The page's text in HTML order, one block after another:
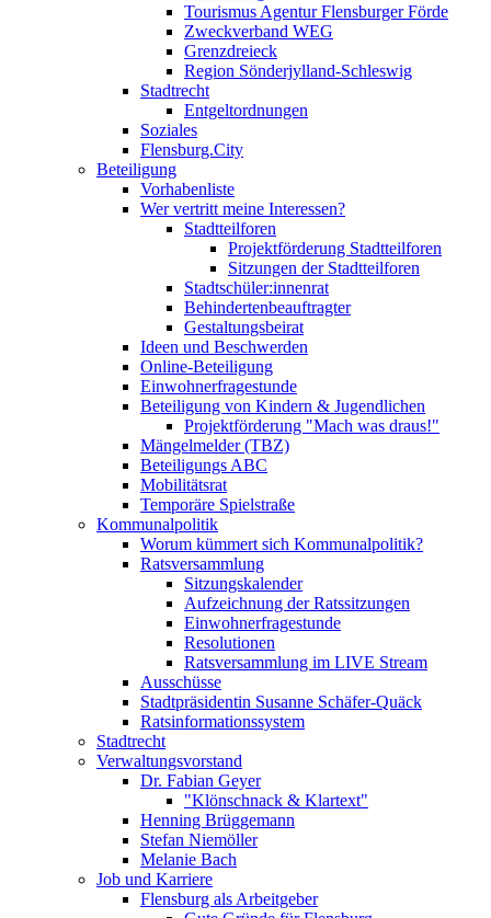
Tourismus Agentur Flensburger Förde
Zweckverband WEG
Grenzdreieck
Region Sönderjylland-Schleswig
Stadtrecht
Entgeltordnungen
Soziales
Flensburg.City
Beteiligung
Vorhabenliste
Wer vertritt meine Interessen?
Stadtteilforen
Projektförderung Stadtteilforen
Sitzungen der Stadtteilforen
Stadtschüler:innenrat
Behindertenbeauftragter
Gestaltungsbeirat
Ideen und Beschwerden
Online-Beteiligung
Einwohnerfragestunde
Beteiligung von Kindern & Jugendlichen
Projektförderung "Mach was draus!"
Mängelmelder (TBZ)
Beteiligungs ABC
Mobilitätsrat
Temporäre Spielstraße
Kommunalpolitik
Worum kümmert sich Kommunalpolitik?
Ratsversammlung
Sitzungskalender
Aufzeichnung der Ratssitzungen
Einwohnerfragestunde
Resolutionen
Ratsversammlung im LIVE Stream
Ausschüsse
Stadtpräsidentin Susanne Schäfer-Quäck
Ratsinformationssystem
Stadtrecht
Verwaltungsvorstand
Dr. Fabian Geyer
"Klönschnack & Klartext"
Henning Brüggemann
Stefan Niemöller
Melanie Bach
Job und Karriere
Flensburg als Arbeitgeber